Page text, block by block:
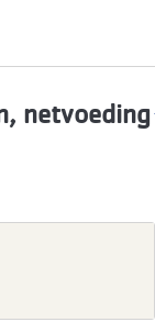
netvoeding